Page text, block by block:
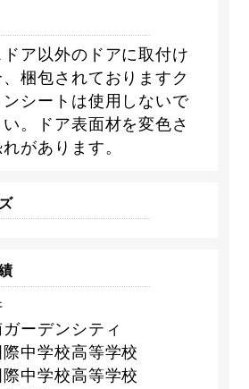
ドア以外のドアに取付け
、梱包されておりますク
ンシートは使用しないで
い。ドア表面材を変色さ
があります。
ーデンシティ
際中学校高等学校
際中学校高等学校